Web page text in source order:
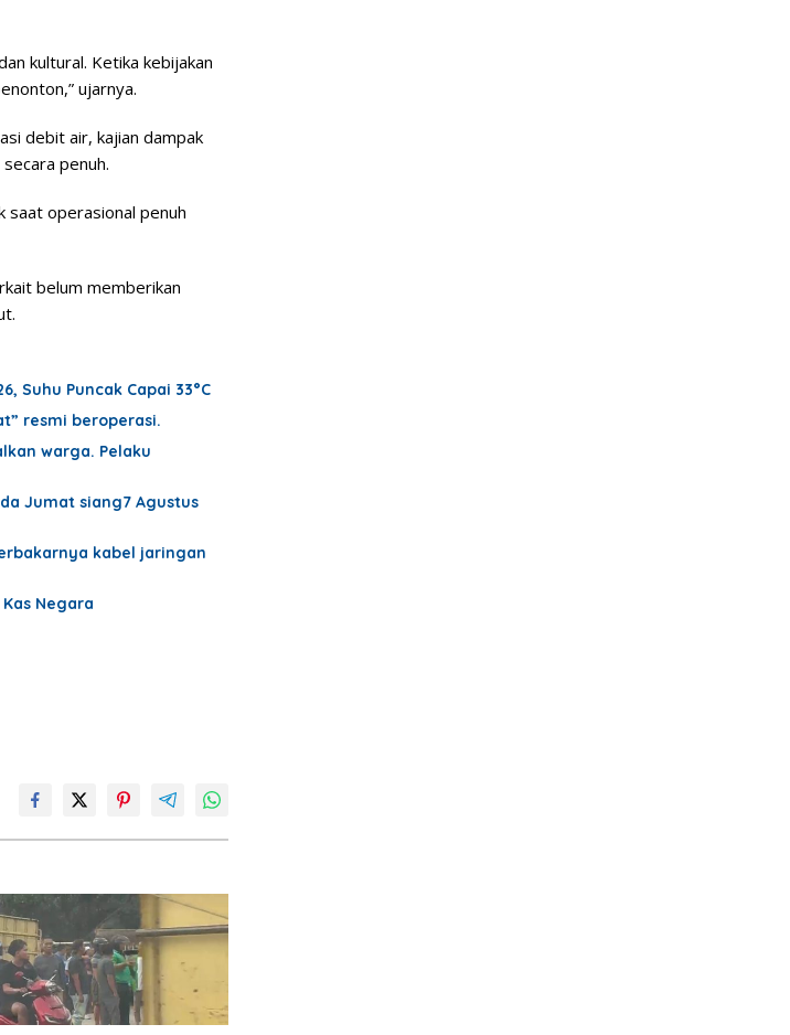
kultural. Ketika kebijakan
ujarnya.
debit air, kajian dampak
penuh.
saat operasional penuh
belum memberikan
Suhu Puncak Capai 33°C
resmi beroperasi.
warga. Pelaku
Jumat siang7 Agustus
kabel jaringan
Negara